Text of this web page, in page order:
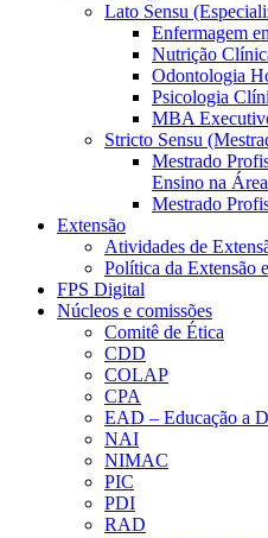
Lato Sensu
Enfermagem
Nutrição
Odontologia
Psicologia
MBA
Stricto Sensu
Mestrado
Ensino na
Mestrado
Extensão
Atividades de
Política da Extensão
FPS Digital
Núcleos e comissões
Comitê de Ética
CDD
COLAP
CPA
EAD – Educação a
NAI
NIMAC
PIC
PDI
RAD